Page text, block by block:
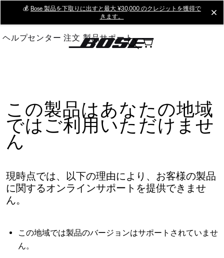
Main
💰 Bose 製品を下取りに出すと最大 ¥30,000 のクレジットを獲得で
きます。
ヘルプセンター 注文 製品サポート
この製品はあなたの地域
ではご利用いただけませ
ん
現時点では、以下の理由により、お客様の製品
に関するオンラインサポートを提供できませ
ん。
この地域では製品のバージョンはサポートされていませ
ん。